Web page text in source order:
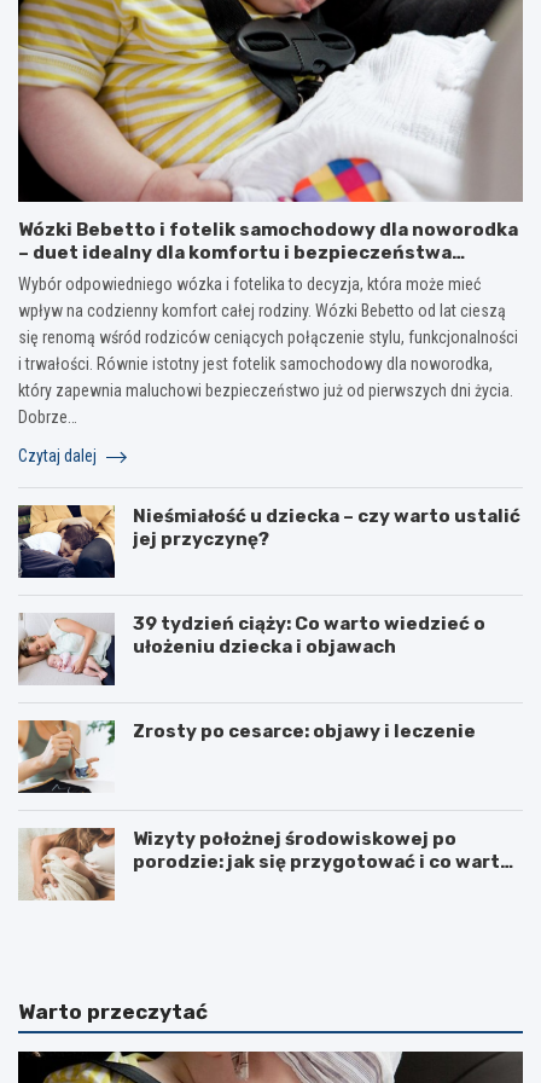
Wózki Bebetto i fotelik samochodowy dla noworodka
– duet idealny dla komfortu i bezpieczeństwa
dziecka
Wybór odpowiedniego wózka i fotelika to decyzja, która może mieć
wpływ na codzienny komfort całej rodziny. Wózki Bebetto od lat cieszą
się renomą wśród rodziców ceniących połączenie stylu, funkcjonalności
i trwałości. Równie istotny jest fotelik samochodowy dla noworodka,
który zapewnia maluchowi bezpieczeństwo już od pierwszych dni życia.
Dobrze…
Czytaj dalej
Nieśmiałość u dziecka – czy warto ustalić
jej przyczynę?
39 tydzień ciąży: Co warto wiedzieć o
ułożeniu dziecka i objawach
Zrosty po cesarce: objawy i leczenie
Wizyty położnej środowiskowej po
porodzie: jak się przygotować i co warto
J
r
e
z
C
d
z
i
Warto przeczytać